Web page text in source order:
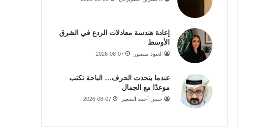
إعادة هندسة معادلات الردع في الشرق
الأوسط
العنود منصور 2026-08-07
عندما يتحدث الحرف… الباحة تكتب
موعدًا مع الجمال
حسن أحمد الصغير 2026-08-07